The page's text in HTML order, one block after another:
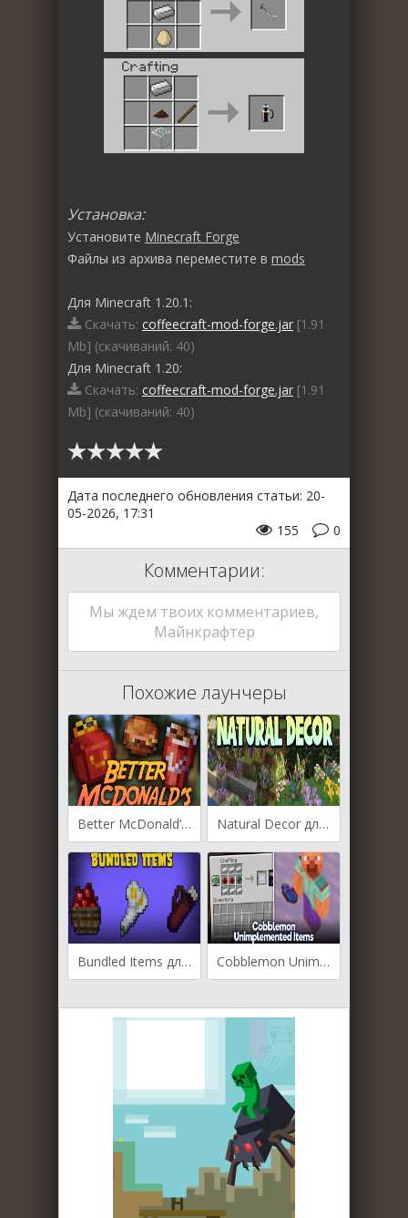
Установка:
Установите Minecraft Forge
Файлы из архива переместите в mods
Для Minecraft 1.20.1:
Скачать: coffeecraft-mod-forge.jar [1.91
Mb] (cкачиваний: 40)
Для Minecraft 1.20:
Скачать: coffeecraft-mod-forge.jar [1.91
Mb] (cкачиваний: 40)
Дата последнего обновления статьи: 20-
05-2026, 17:31
0
155
Комментарии:
Мы ждем твоих комментариев,
Майнкрафтер
Похожие лаунчеры
Better McDonald’s для Майнкрафт [1.21.10, 1.21.9, 1.21.8] Natural Decor для Майнкрафт [1.21.4, 1.21.1, 1.21]
Bundled Items для Майнкрафт [1.20.4, 1.16.5] Cobblemon Unimplemented Items для Майнкрафт [1.20.1, 1.19.2]